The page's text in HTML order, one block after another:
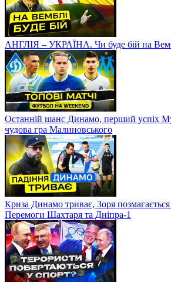
АНГЛІЯ – УКРАЇНА. Чи буде бій на
Останній шанс Динамо, перший успіх
чудова гра Малиновського
Криза Динамо триває, Зоря позмагається
Перемоги Шахтаря та Дніпра-1